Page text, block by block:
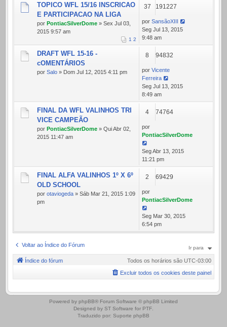
TOPICO WFL 15/16 INSCRICAO
E PARTICIPACAO NA LIGA
por PontiacSilverDome » Sex Jul 03,
2015 9:57 am
1 2
37 191227
por SansãoXIII
Seg Jul 13, 2015
9:48 am
DRAFT WFL 15-16 -
cOMENTÁRIOS
por Salo » Dom Jul 12, 2015 4:11 pm
8 94832
por Vicente
Ferreira
Seg Jul 13, 2015
8:49 am
FINAL DA WFL VALINHOS TRI
VICE CAMPEÃO
por PontiacSilverDome » Qui Abr 02,
2015 11:47 am
4 74764
por
PontiacSilverDome
Seg Abr 13, 2015
11:21 pm
FINAL ALFA VALINHOS 1º X 6º
OLD SCHOOL
por otaviogeda » Sáb Mar 21, 2015 1:09
pm
2 69429
por
PontiacSilverDome
Seg Mar 30, 2015
6:54 pm
Voltar ao Índice do Fórum Ir para
Índice do fórum Todos os horários são UTC-03:00
Excluir todos os cookies deste painel
.
Powered by phpBB® Forum Software © phpBB Limited
Designed by ST Software for PTF
Traduzido por: Suporte phpBB